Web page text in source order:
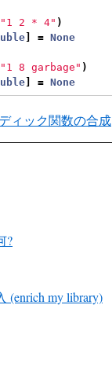
"1 2 * 4" )
= None
"1 8 garbage" )
= None
ィック関数の合成
?
(enrich my library)